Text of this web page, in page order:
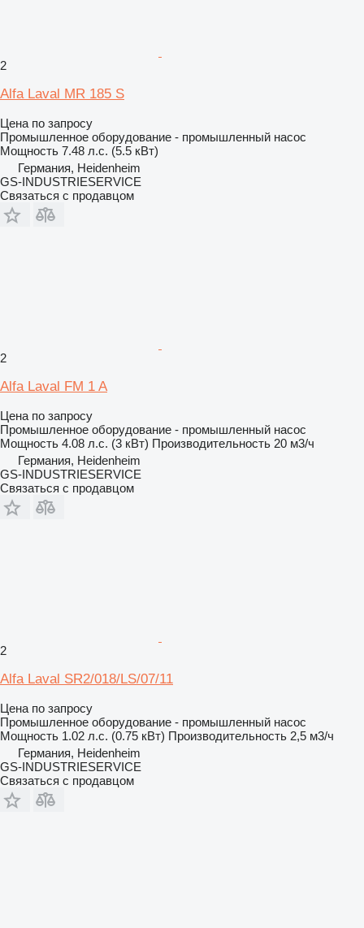
2
Alfa Laval MR 185 S
Цена по запросу
Промышленное оборудование - промышленный насос
Мощность 7.48 л.с. (5.5 кВт)
Германия, Heidenheim
GS-INDUSTRIESERVICE
Связаться с продавцом
2
Alfa Laval FM 1 A
Цена по запросу
Промышленное оборудование - промышленный насос
Мощность 4.08 л.с. (3 кВт) Производительность 20 м3/ч
Германия, Heidenheim
GS-INDUSTRIESERVICE
Связаться с продавцом
2
Alfa Laval SR2/018/LS/07/11
Цена по запросу
Промышленное оборудование - промышленный насос
Мощность 1.02 л.с. (0.75 кВт) Производительность 2,5 м3/ч
Германия, Heidenheim
GS-INDUSTRIESERVICE
Связаться с продавцом